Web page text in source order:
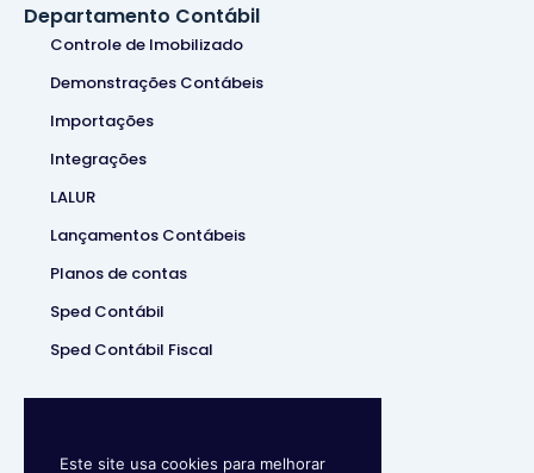
Departamento Contábil
Controle de Imobilizado
Demonstrações Contábeis
Importações
Integrações
LALUR
Lançamentos Contábeis
Planos de contas
Sped Contábil
Sped Contábil Fiscal
Este site usa cookies para melhorar